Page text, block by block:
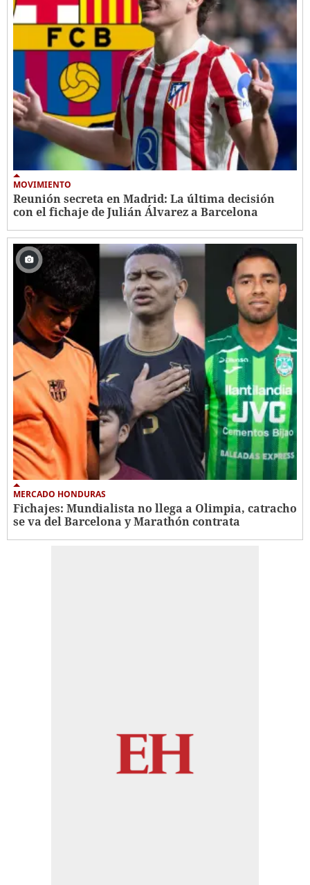
MOVIMIENTO
Reunión secreta en Madrid: La última decisión
con el fichaje de Julián Álvarez a Barcelona
MERCADO HONDURAS
Fichajes: Mundialista no llega a Olimpia, catracho
se va del Barcelona y Marathón contrata